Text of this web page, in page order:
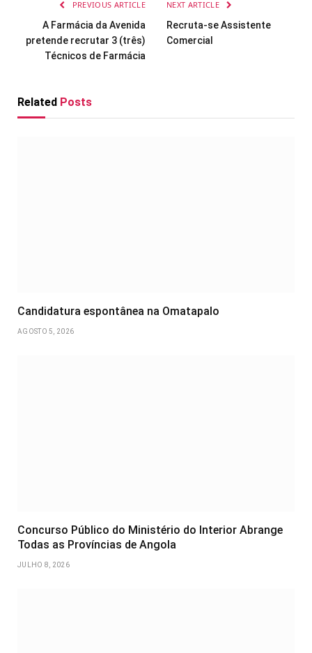
PREVIOUS ARTICLE
A Farmácia da Avenida
pretende recrutar 3 (três)
Técnicos de Farmácia
NEXT ARTICLE
Recruta-se Assistente
Comercial
Related Posts
Candidatura espontânea na Omatapalo
AGOSTO 5, 2026
Concurso Público do Ministério do Interior Abrange
Todas as Províncias de Angola
JULHO 8, 2026